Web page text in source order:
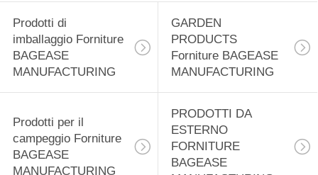
SPA SALON
Prodotti forniture
BAGEASE
MANUFACTURING
Prodotti di
Prodotti di
imballaggio Forniture
BAGEASE
MANUFACTURING
GARDEN
PRODUCTS
Forniture BAGEASE
MANUFACTURING
Prodotti per il
campeggio Forniture
BAGEASE
MANUFACTURING
PRODOTTI DA
ESTERNO
FORNITURE
BAGEASE